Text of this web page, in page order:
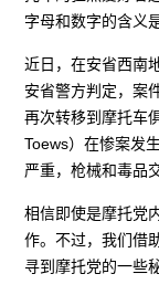
字母和数字的含义
近日，在安省西南
安省警方判定，案
再次转移到摩托车
Toews）在惨案发
严重，枪械和毒品
相信即使是摩托党
作。不过，我们借
寻到摩托党的一些